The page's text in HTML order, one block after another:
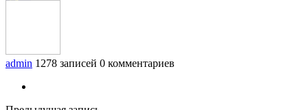
admin 1278 записей 0 комментариев